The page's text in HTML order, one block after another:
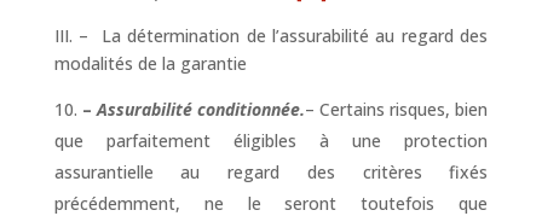
III. – La détermination de l’assurabilité au regard des
modalités de la garantie
–Assurabilité conditionnée.– Certains risques, bien
que parfaitement éligibles à une protection
assurantielle au regard des critères fixés
précédemment, ne le seront toutefois que